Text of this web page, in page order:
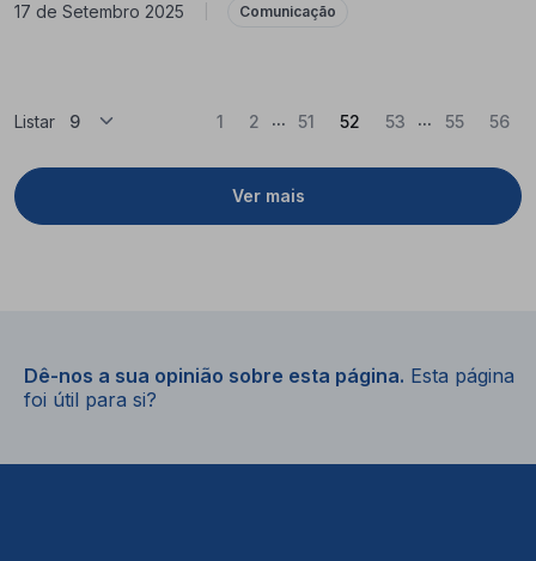
17 de Setembro 2025 Comunicação
Listar
Ver mais
1 2 ... 51 52 (Atual)
53 ... 55 56
Dê-nos a sua opinião sobre esta página. Esta página
foi útil para si?